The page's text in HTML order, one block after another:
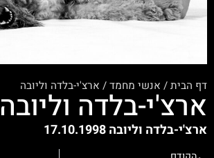
דף הבית/ אנשי מחמד/ ארצ'י-בלדה וליובה
ארצ'י-בלדה וליובה
ארצ'י-בלדה וליובה 17.10.1998